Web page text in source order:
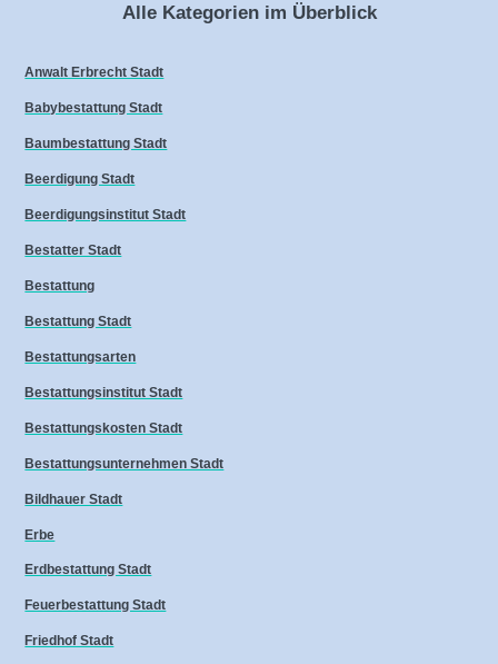
Alle Kategorien im Überblick
Anwalt Erbrecht Stadt
Babybestattung Stadt
Baumbestattung Stadt
Beerdigung Stadt
Beerdigungsinstitut Stadt
Bestatter Stadt
Bestattung
Bestattung Stadt
Bestattungsarten
Bestattungsinstitut Stadt
Bestattungskosten Stadt
Bestattungsunternehmen Stadt
Bildhauer Stadt
Erbe
Erdbestattung Stadt
Feuerbestattung Stadt
Friedhof Stadt